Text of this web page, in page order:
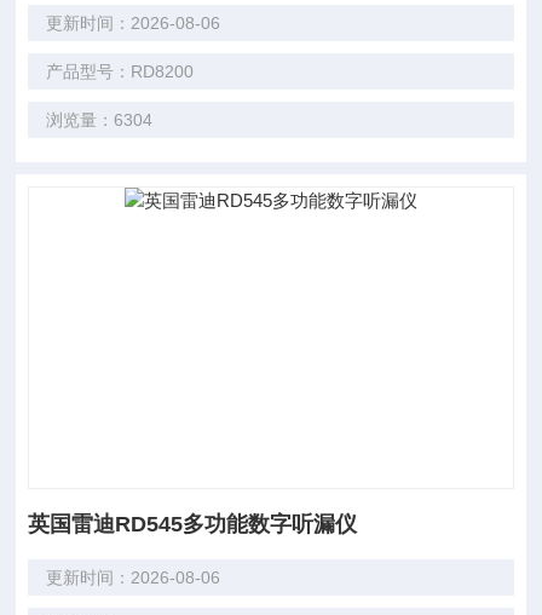
更新时间：2026-08-06
产品型号：RD8200
浏览量：6304
英国雷迪RD545多功能数字听漏仪
更新时间：2026-08-06